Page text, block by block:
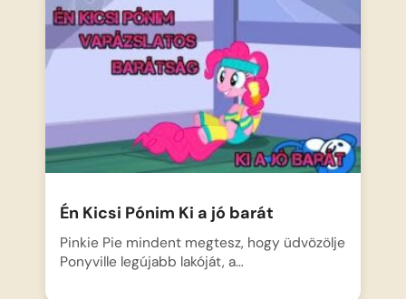
Én Kicsi Pónim Ki a jó barát
Pinkie Pie mindent megtesz, hogy üdvözölje
Ponyville legújabb lakóját, a…